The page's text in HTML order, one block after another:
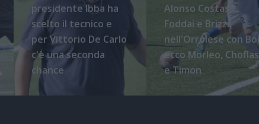
presidente Ibba ha
scelto il tecnico e
per Vittorio De Carlo
c'è una seconda
chance
Alonso Costas,
Foddai e Brizzi,
nell'Orrolese con Boi
ecco Morleo, Choflas
e Timon